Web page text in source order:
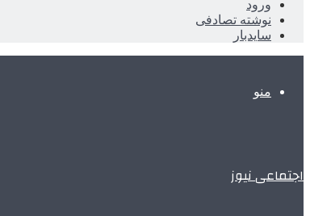
ورود
نوشته تصادفی
سایدبار
منو
اجتماعی نیوز